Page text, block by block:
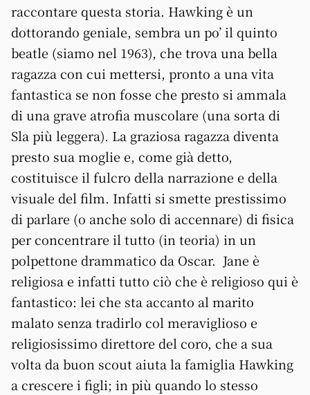
raccontare questa storia. Hawking è un
dottorando geniale, sembra un po’ il quinto
beatle (siamo nel 1963), che trova una bella
ragazza con cui mettersi, pronto a una vita
fantastica se non fosse che presto si ammala
di una grave atrofia muscolare (una sorta di
Sla più leggera). La graziosa ragazza diventa
presto sua moglie e, come già detto,
costituisce il fulcro della narrazione e della
visuale del film. Infatti si smette prestissimo
di parlare (o anche solo di accennare) di fisica
per concentrare il tutto (in teoria) in un
polpettone drammatico da Oscar. Jane è
religiosa e infatti tutto ciò che è religioso qui è
fantastico: lei che sta accanto al marito
malato senza tradirlo col meraviglioso e
religiosissimo direttore del coro, che a sua
volta da buon scout aiuta la famiglia Hawking
a crescere i figli; in più quando lo stesso